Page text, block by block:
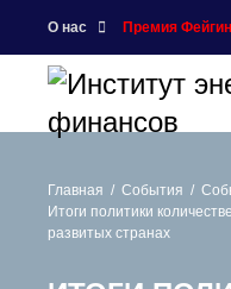
О нас Премия
Главная События
Итоги политики
развитых странах